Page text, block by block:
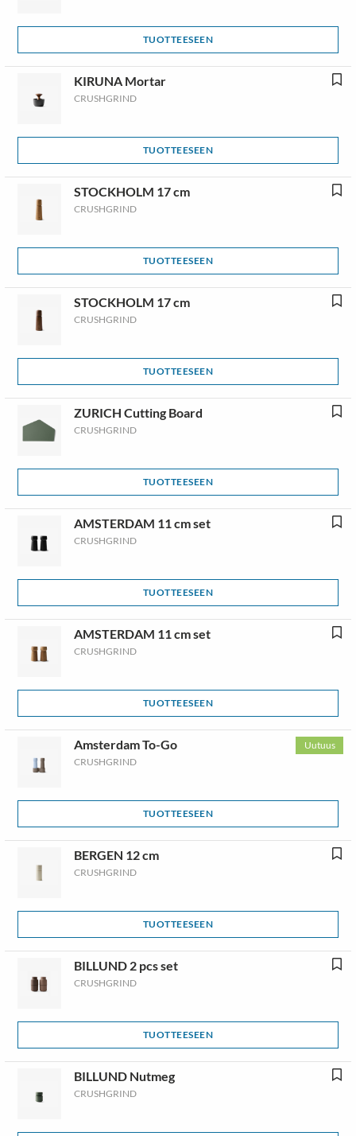
TUOTTEESEEN
KIRUNA Mortar
CRUSHGRIND
TUOTTEESEEN
STOCKHOLM 17 cm
CRUSHGRIND
TUOTTEESEEN
STOCKHOLM 17 cm
CRUSHGRIND
TUOTTEESEEN
ZURICH Cutting Board
CRUSHGRIND
TUOTTEESEEN
AMSTERDAM 11 cm set
CRUSHGRIND
TUOTTEESEEN
AMSTERDAM 11 cm set
CRUSHGRIND
TUOTTEESEEN
Uutuus
Amsterdam To-Go
CRUSHGRIND
TUOTTEESEEN
BERGEN 12 cm
CRUSHGRIND
TUOTTEESEEN
BILLUND 2 pcs set
CRUSHGRIND
TUOTTEESEEN
BILLUND Nutmeg
CRUSHGRIND